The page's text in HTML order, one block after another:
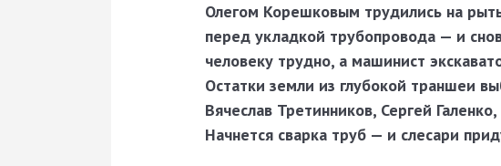
Олегом Корешковым трудились на
перед укладкой трубопровода — и
человеку трудно, а машинист
Остатки земли из глубокой траншеи
Вячеслав Третинников, Сергей Галенко
Начнется сварка труб — и слесари